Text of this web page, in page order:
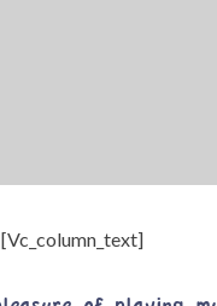
[Vc_column_text]